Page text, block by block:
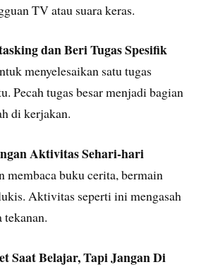
TV atau suara keras.
dan Beri Tugas Spesifik
menyelesaikan satu tugas
Pecah tugas besar menjadi bagian
di kerjakan.
Aktivitas Sehari-hari
membaca buku cerita, bermain
Aktivitas seperti ini mengasah
tekanan.
Saat Belajar, Tapi Jangan Di